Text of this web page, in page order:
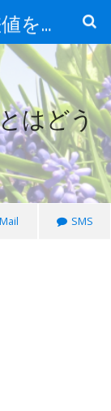
中学受験の窓口 偏差値を上げる勉強法
はどう
Mail SMS